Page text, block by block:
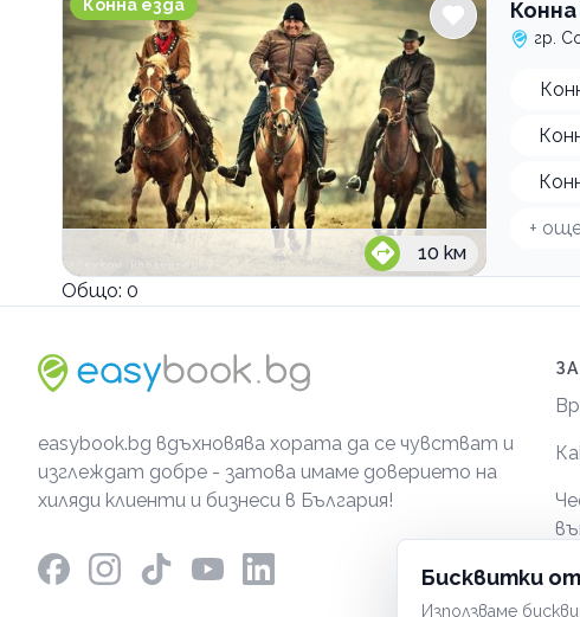
Бисквитки
Използваме
Конна езда
10 км
гр.
+
Общо: 0
easybook.bg вдъхновява хората да се чувстват и
изглеждат добре - затова имаме доверието на
хиляди клиенти и бизнеси в България!